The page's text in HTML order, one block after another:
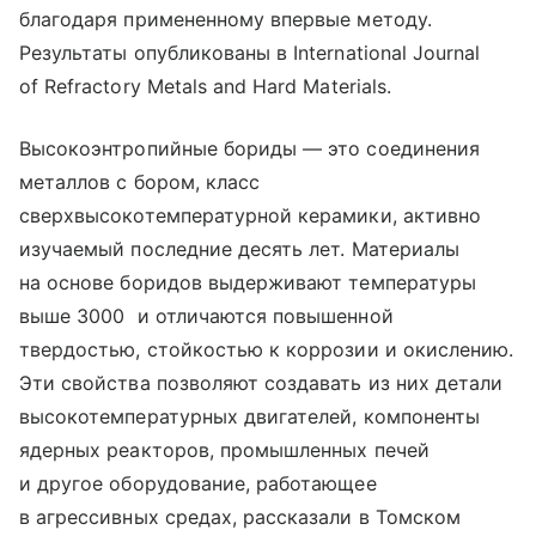
благодаря примененному впервые методу.
Результаты опубликованы в International Journal
of Refractory Metals and Hard Materials.
Высокоэнтропийные бориды — это соединения
металлов с бором, класс
сверхвысокотемпературной керамики, активно
изучаемый последние десять лет. Материалы
на основе боридов выдерживают температуры
выше 3000 и отличаются повышенной
твердостью, стойкостью к коррозии и окислению.
Эти свойства позволяют создавать из них детали
высокотемпературных двигателей, компоненты
ядерных реакторов, промышленных печей
и другое оборудование, работающее
в агрессивных средах, рассказали в Томском